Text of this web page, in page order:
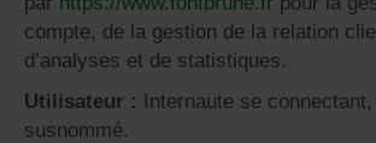
compte, de la gestion de la relation
d’analyses et de statistiques.
Utilisateur : Internaute se
susnommé.